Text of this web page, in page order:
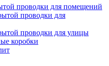
проводки для помещений
проводки для
проводки для улицы
коробки